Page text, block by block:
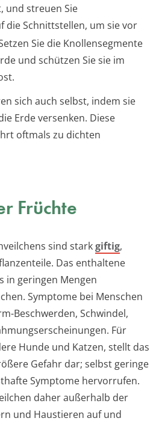
und streuen Sie
die Schnittstellen, um sie vor
Sie die Knollensegmente
und schützen Sie sie im
sich auch selbst, indem sie
Erde versenken. Diese
oftmals zu dichten
Früchte
sind starkgiftig,
Das enthaltene
in geringen Mengen
Symptome bei Menschen
Beschwerden, Schwindel,
Für
Hunde und Katzen, stellt das
Gefahr dar; selbst geringe
Symptome hervorrufen.
daher außerhalb der
und Haustieren auf und